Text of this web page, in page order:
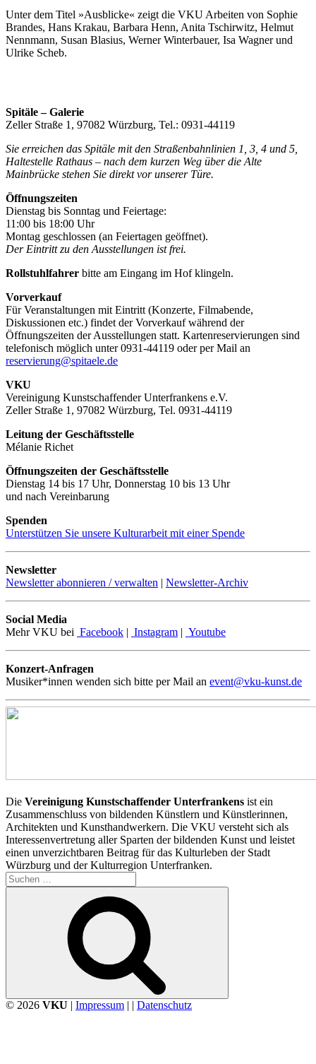
Unter dem Titel »Ausblicke« zeigt die VKU Arbeiten von Sophie
Brandes, Hans Krakau, Barbara Henn, Anita Tschirwitz, Helmut
Nennmann, Susan Blasius, Werner Winterbauer, Isa Wagner und
Ulrike Scheb.
Spitäle – Galerie
Zeller Straße 1, 97082 Würzburg, Tel.: 0931-44119
Sie erreichen das Spitäle mit den Straßenbahnlinien 1, 3, 4 und 5,
Haltestelle Rathaus – nach dem kurzen Weg über die Alte
Mainbrücke stehen Sie direkt vor unserer Türe.
Öffnungszeiten
Dienstag bis Sonntag und Feiertage:
11:00 bis 18:00 Uhr
Montag geschlossen (an Feiertagen geöffnet).
Der Eintritt zu den Ausstellungen ist frei.
Rollstuhlfahrer bitte am Eingang im Hof klingeln.
Vorverkauf
Für Veranstaltungen mit Eintritt (Konzerte, Filmabende,
Diskussionen etc.) findet der Vorverkauf während der
Öffnungszeiten der Ausstellungen statt. Kartenreservierungen sind
telefonisch möglich unter 0931-44119 oder per Mail an
reservierung@spitaele.de
VKU
Vereinigung Kunstschaffender Unterfrankens e.V.
Zeller Straße 1, 97082 Würzburg, Tel. 0931-44119
Leitung der Geschäftsstelle
Mélanie Richet
Öffnungszeiten der Geschäftsstelle
Dienstag 14 bis 17 Uhr, Donnerstag 10 bis 13 Uhr
und nach Vereinbarung
Spenden
Unterstützen Sie unsere Kulturarbeit mit einer Spende
Newsletter
Newsletter abonnieren / verwalten | Newsletter-Archiv
Social Media
Mehr VKU bei Facebook | Instagram | Youtube
Konzert-Anfragen
Musiker*innen wenden sich bitte per Mail an event@vku-kunst.de
Die Vereinigung Kunstschaffender Unterfrankens ist ein
Zusammenschluss von bildenden Künstlern und Künstlerinnen,
Architekten und Kunsthandwerkern. Die VKU versteht sich als
Interessenvertretung aller Sparten der bildenden Kunst und leistet
einen unverzichtbaren Beitrag für das Kulturleben der Stadt
Würzburg und der Kulturregion Unterfranken.
Suchen
nach:
© 2026 VKU | Impressum | | Datenschutz